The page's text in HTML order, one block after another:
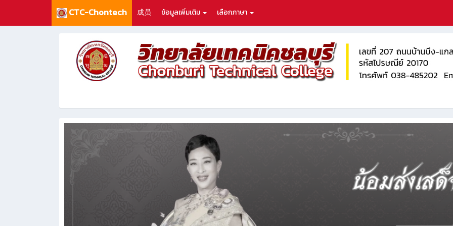
CTC-Chontech 成员 ข้อมูลเพิ่มเติม เลือกภาษา